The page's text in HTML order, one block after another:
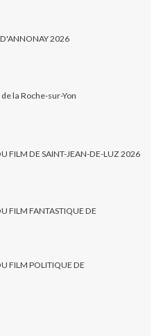
D'ANNONAY 2026
la Roche-sur-Yon
FILM DE SAINT-JEAN-DE-LUZ 2026
FILM FANTASTIQUE DE
FILM POLITIQUE DE